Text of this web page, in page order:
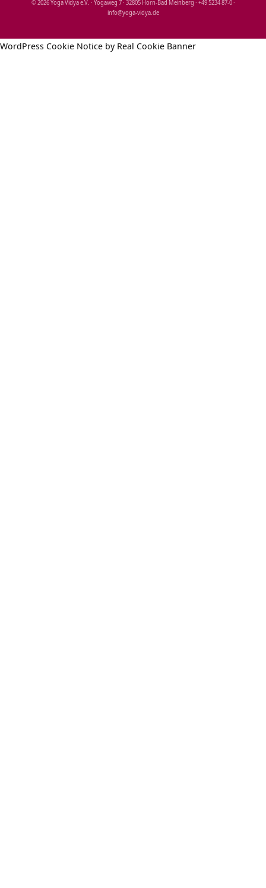
© 2026 Yoga Vidya e.V. · Yogaweg 7 · 32805 Horn‑Bad Meinberg · +49 5234 87‑0 ·
info@yoga‑vidya.de
WordPress Cookie Notice by Real Cookie Banner